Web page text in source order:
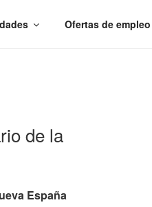
Ofertas de empleo
de la
España